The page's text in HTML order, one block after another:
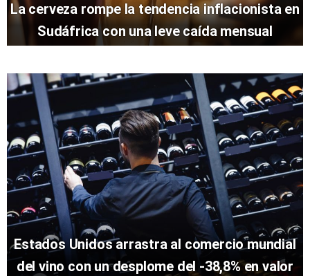
La cerveza rompe la tendencia inflacionista en
Sudáfrica con una leve caída mensual
Estados Unidos arrastra al comercio mundial
del vino con un desplome del -38,8% en valor